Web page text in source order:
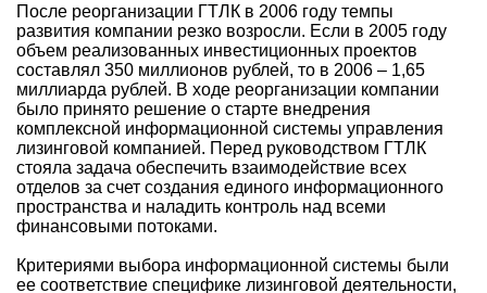
После реорганизации ГТЛК в 2006 году темпы
развития компании резко возросли. Если в 2005 году
объем реализованных инвестиционных проектов
составлял 350 миллионов рублей, то в 2006 – 1,65
миллиарда рублей. В ходе реорганизации компании
было принято решение о старте внедрения
комплексной информационной системы управления
лизинговой компанией. Перед руководством ГТЛК
стояла задача обеспечить взаимодействие всех
отделов за счет создания единого информационного
пространства и наладить контроль над всеми
финансовыми потоками.
Критериями выбора информационной системы были
ее соответствие специфике лизинговой деятельности,